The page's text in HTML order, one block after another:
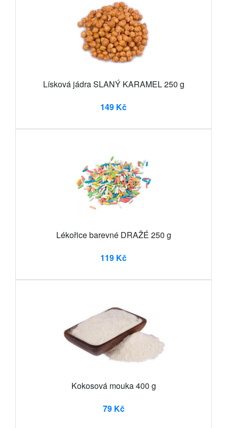
Lísková jádra SLANÝ KARAMEL 250 g
149 Kč
Lékořice barevné DRAŽÉ 250 g
119 Kč
Kokosová mouka 400 g
79 Kč